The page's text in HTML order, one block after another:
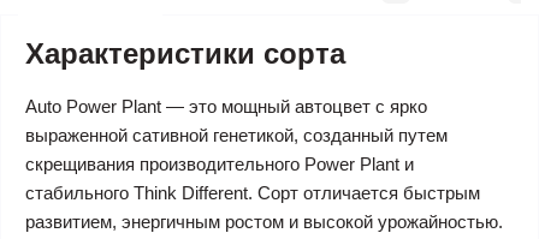
Характеристики сорта
Auto Power Plant — это мощный автоцвет с ярко
выраженной сативной генетикой, созданный путем
скрещивания производительного Power Plant и
стабильного Think Different. Сорт отличается быстрым
развитием, энергичным ростом и высокой урожайностью.